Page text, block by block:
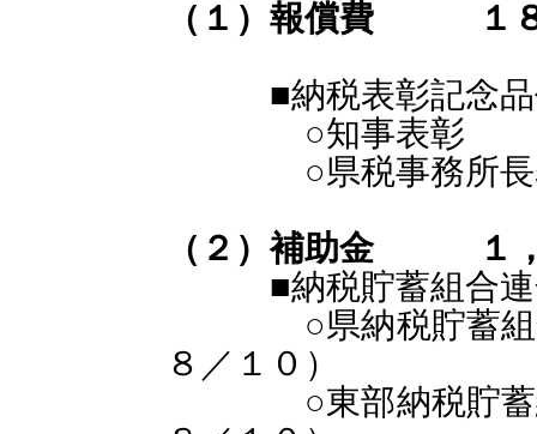
（１）報償費 １
■納税表彰記念品
○知事表
○県税事務
（２）補助金 １，
■納税貯蓄組合連
○県納税貯蓄組合
８／１０）
○東部納税貯蓄組